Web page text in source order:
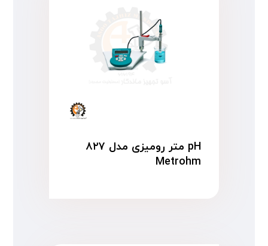
pH متر رومیزی مدل ۸۲۷
Metrohm